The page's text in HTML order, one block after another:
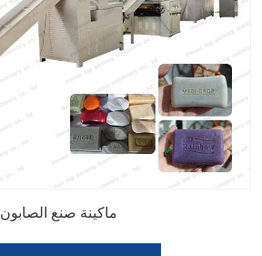
ماكينة صنع الصابون